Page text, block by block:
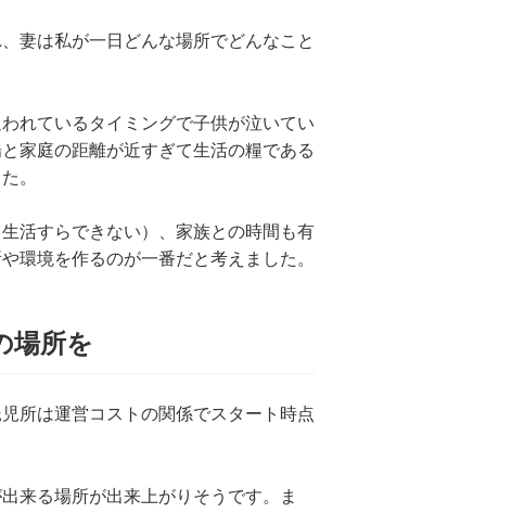
妻は私が一日どんな場所でどんなこと
れているタイミングで子供が泣いてい
家庭の距離が近すぎて生活の糧である
。
活すらできない）、家族との時間も有
環境を作るのが一番だと考えました。
場所を
所は運営コストの関係でスタート時点
来る場所が出来上がりそうです。ま